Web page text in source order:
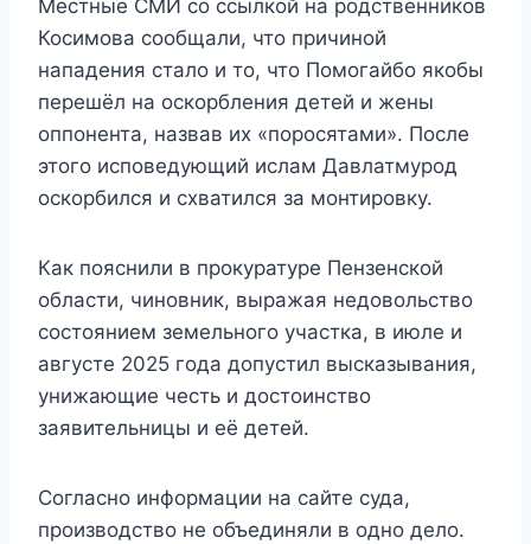
Местные СМИ со ссылкой на родственников
Косимова сообщали, что причиной
нападения стало и то, что Помогайбо якобы
перешёл на оскорбления детей и жены
оппонента, назвав их «поросятами». После
этого исповедующий ислам Давлатмурод
оскорбился и схватился за монтировку.
Как пояснили в прокуратуре Пензенской
области, чиновник, выражая недовольство
состоянием земельного участка, в июле и
августе 2025 года допустил высказывания,
унижающие честь и достоинство
заявительницы и её детей.
Согласно информации на сайте суда,
производство не объединяли в одно дело.